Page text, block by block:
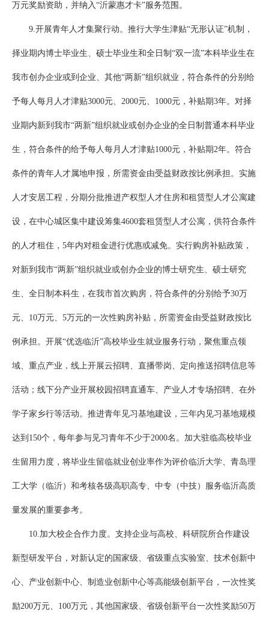
万元奖励资助，并纳入“沂蒙惠才卡”服务范围。
9.开展青年人才集聚行动。推行大学生津贴“无形认证”机制，
择业期内博士毕业生、硕士毕业生和全日制“双一流”本科毕业生在
我市创办企业或到企业、其他“两新”组织就业，符合条件的分别给
予每人每月人才津贴3000元、2000元、1000元，补贴期3年。对择
业期内新到我市“两新”组织就业或创办企业的全日制普通本科毕业
生，符合条件的给予每人每月人才津贴1000元，补贴期2年。符合
条件的青年人才属地申报，所需资金由受益财政按比例承担。实施
人才安居工程，分期分批推进产权型人才住房和租赁型人才公寓建
设，在中心城区集中建设筹集4600套租赁型人才公寓，供符合条件
的人才租住，5年内对租金进行优惠或减免。实行购房补贴政策，
对新到我市“两新”组织就业或创办企业的博士研究生、硕士研究
生、全日制本科生，在我市首次购房，符合条件的分别给予30万
元、10万元、5万元的一次性购房补贴，所需资金由受益财政按比
例承担。开展“优选临沂”高校毕业生就业服务行动，聚焦重点领
域、重点产业，线上开展云招聘、直播带岗、定向推送招聘信息等
活动；线下分产业开展校园招聘直通车、产业人才专场招聘、在外
学子家乡行等活动。推进青年见习基地建设，三年内见习基地规模
达到150个，每年参与见习青年不少于2000名。加大驻临高校毕业
生留用力度，将毕业生留临就业创业率作为评价临沂大学、青岛理
工大学（临沂）和考核各级高职高专、中专（中技）服务临沂高质
量发展的重要参考。
10.加大校企合作力度。支持企业与高校、科研院所合作建设
新型研发平台，对新认定的国家级、省级重点实验室、技术创新中
心、产业创新中心、制造业创新中心等高能级创新平台，一次性奖
励200万元、100万元，其他国家级、省级创新平台一次性奖励50万